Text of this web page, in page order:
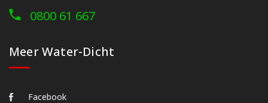
0800 61 667
Meer Water-Dicht
Facebook